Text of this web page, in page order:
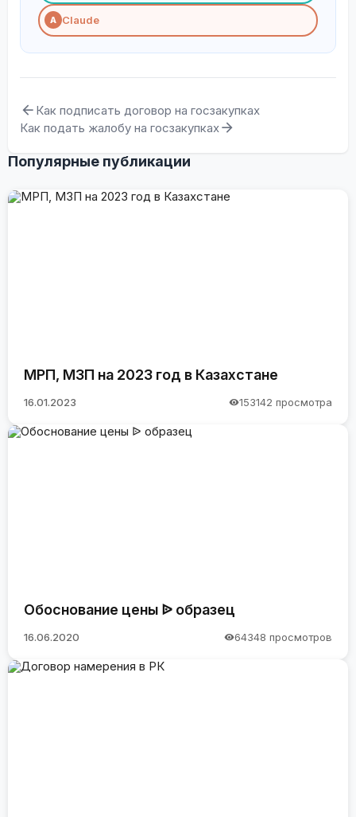
A Claude
Как подписать договор на госзакупках
Как подать жалобу на госзакупках
Популярные публикации
МРП, МЗП на 2023 год в Казахстане
16.01.2023 153142 просмотра
Обоснование цены ᐉ образец
16.06.2020 64348 просмотров